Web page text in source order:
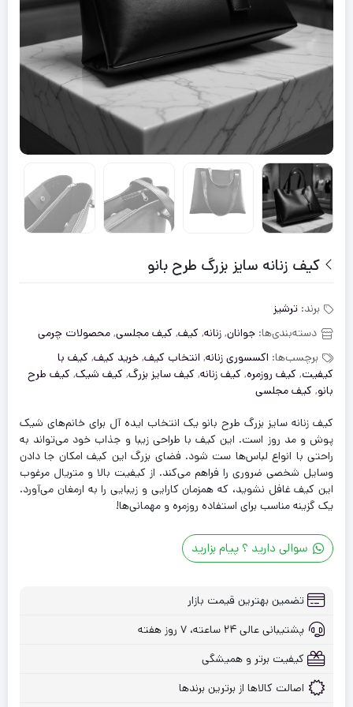
کیف زنانه سایز بزرگ طرح بانو
برند: ترشیز
دسته‌بندی‌ها: جوانان, زنانه, کیف, کیف مجلسی, محصولات چرمی
برچسب‌ها: اکسسوری زنانه, انتخاب کیف, خرید کیف, کیف با
کیفیت, کیف روزمره, کیف زنانه, کیف سایز بزرگ, کیف شیک, کیف طرح
بانو, کیف مجلسی
کیف زنانه سایز بزرگ طرح بانو یک انتخاب ایده آل برای خانم‌های شیک
پوش و مد روز است. این کیف با طراحی زیبا و جذاب خود می‌تواند به
راحتی با انواع لباس‌ها ست شود. فضای بزرگ این کیف امکان جا دادن
وسایل شخصی ضروری را فراهم می‌کند. از کیفیت بالا و متریال مرغوب
این کیف غافل نشوید، که همزمان کارایی و زیبایی را به ارمغان می‌آورد.
یک گزینه مناسب برای استفاده روزمره و مهمانی‌ها!
سوالی دارید ؟ پیام بزارید
تضمین بهترین قیمت بازار
پشتیبانی عالی ۲۴ ساعته، ۷ روز هفته
کیفیت برتر و همیشگی
اصالت کالاها از برترین برندها